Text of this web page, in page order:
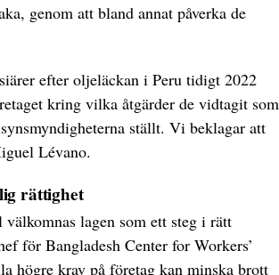
genom att bland annat påverka de
efter oljeläckan i Peru tidigt 2022
kring vilka åtgärder de vidtagit som
ställt. Vi beklagar att
Lévano.
rättighet
lagen som ett steg i rätt
för Bangladesh Center for Workers’
högre krav på företag kan minska brott